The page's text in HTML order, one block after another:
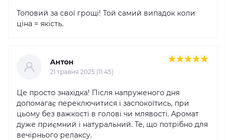
Топовий за свої грощі! Той самий випадок коли
ціна = якість.
Антон
21 травня 2025 (11:45)
Це просто знахідка! Після напруженого дня
допомагає переключитися і заспокоїтись, при
цьому без важкості в голові чи млявості. Аромат
дуже приємний і натуральний. Те, що потрібно для
вечірнього релаксу.